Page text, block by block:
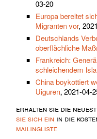
03-20
Europa bereitet
Migranten vor,
Deutschlands
oberflächliche
Frankreich:
schleichendem
China boykottiert
Uiguren, 2021-04-
erhalten sie die
sie sich ein in die
mailingliste